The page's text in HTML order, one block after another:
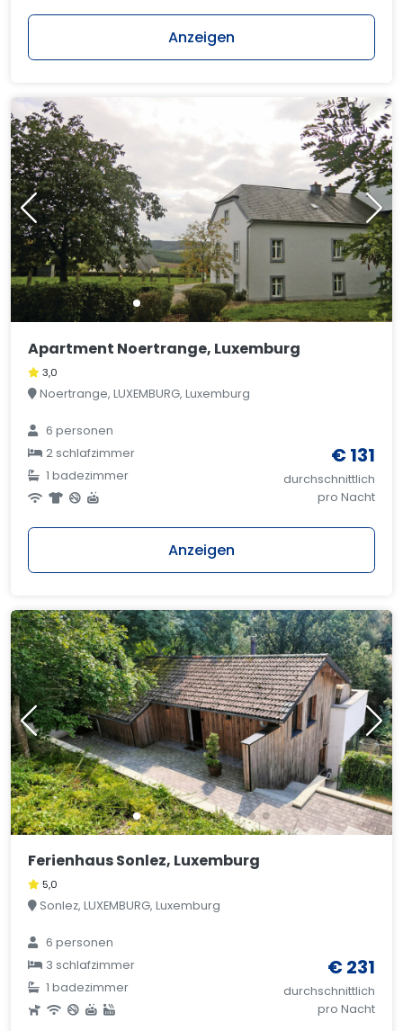
Anzeigen
Apartment Noertrange, Luxemburg
3,0
Noertrange, LUXEMBURG, Luxemburg
6 personen
2 schlafzimmer
1 badezimmer
€ 131
durchschnittlich
pro Nacht
Anzeigen
Ferienhaus Sonlez, Luxemburg
5,0
Sonlez, LUXEMBURG, Luxemburg
6 personen
3 schlafzimmer
1 badezimmer
€ 231
durchschnittlich
pro Nacht